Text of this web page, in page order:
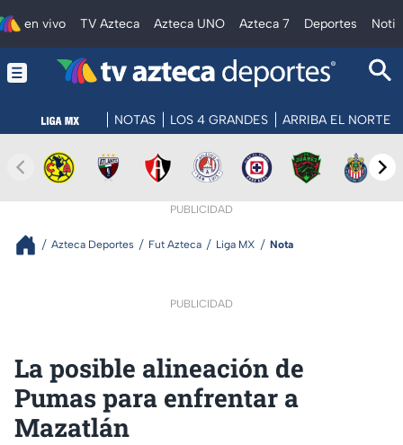
en vivo TV Azteca Azteca UNO Azteca 7 Deportes
NOTAS LOS 4 GRANDES ARRIBA EL NORTE
PUBLICIDAD
Azteca Deportes Fut Azteca Liga MX Nota
PUBLICIDAD
La posible alineación de
Pumas para enfrentar a
Mazatlán